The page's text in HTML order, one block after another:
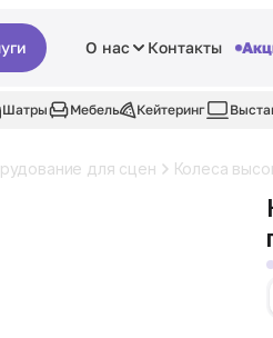
О нас Контакты
Шатры Мебель Кейтеринг
для сцен Колеса